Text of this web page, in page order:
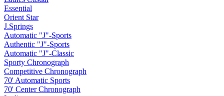
Essential
Orient Star
J.Springs
Automatic "J"-Sports
Authentic "J"-Sports
Automatic "J"-Classic
Sporty Chronograph
Competitive Chronograph
70' Automatic Sports
70' Center Chronograph